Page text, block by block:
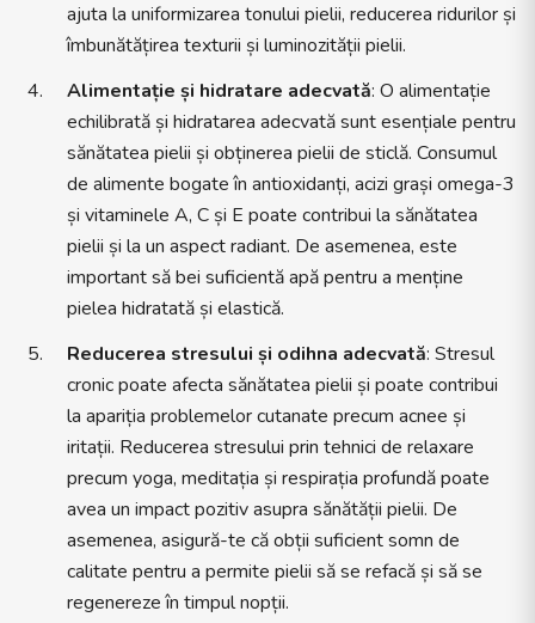
ajuta la uniformizarea tonului pielii, reducerea ridurilor și
îmbunătățirea texturii și luminozității pielii.
Alimentație și hidratare adecvată: O alimentație
echilibrată și hidratarea adecvată sunt esențiale pentru
sănătatea pielii și obținerea pielii de sticlă. Consumul
de alimente bogate în antioxidanți, acizi grași omega-3
și vitaminele A, C și E poate contribui la sănătatea
pielii și la un aspect radiant. De asemenea, este
important să bei suficientă apă pentru a menține
pielea hidratată și elastică.
Reducerea stresului și odihna adecvată: Stresul
cronic poate afecta sănătatea pielii și poate contribui
la apariția problemelor cutanate precum acnee și
iritații. Reducerea stresului prin tehnici de relaxare
precum yoga, meditația și respirația profundă poate
avea un impact pozitiv asupra sănătății pielii. De
asemenea, asigură-te că obții suficient somn de
calitate pentru a permite pielii să se refacă și să se
regenereze în timpul nopții.